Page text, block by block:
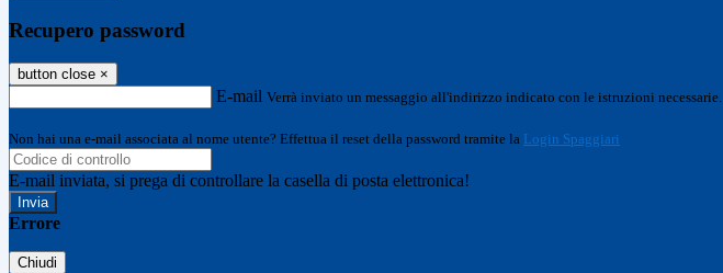
Recupero password
button close ×
E-mail Verrà inviato un messaggio all'indirizzo indicato con le istruzioni necessarie.
Non hai una e-mail associata al nome utente? Effettua il reset della password tramite la Login Spaggiari
E-mail inviata, si prega di controllare la casella di posta elettronica!
Errore
Chiudi